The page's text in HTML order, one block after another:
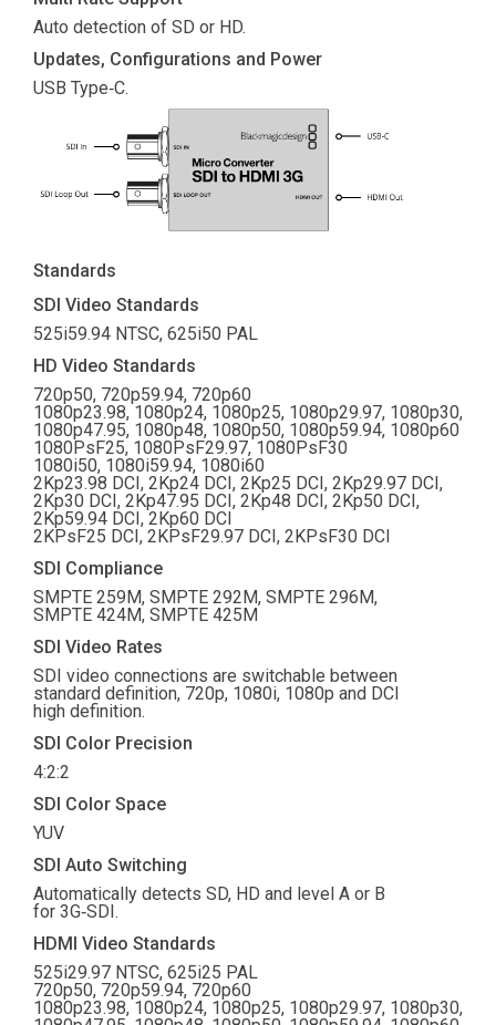
Auto detection of SD or HD.
Updates, Configurations and Power
USB Type‑C.
Standards
SDI Video Standards
525i59.94 NTSC, 625i50 PAL
HD Video Standards
720p50, 720p59.94, 720p60
1080p23.98, 1080p24, 1080p25, 1080p29.97, 1080p30,
1080p47.95, 1080p48, 1080p50, 1080p59.94, 1080p60
1080PsF25, 1080PsF29.97, 1080PsF30
1080i50, 1080i59.94, 1080i60
2Kp23.98 DCI, 2Kp24 DCI, 2Kp25 DCI, 2Kp29.97 DCI,
2Kp30 DCI, 2Kp47.95 DCI, 2Kp48 DCI, 2Kp50 DCI,
2Kp59.94 DCI, 2Kp60 DCI
2KPsF25 DCI, 2KPsF29.97 DCI, 2KPsF30 DCI
SDI Compliance
SMPTE 259M, SMPTE 292M, SMPTE 296M,
SMPTE 424M, SMPTE 425M
SDI Video Rates
SDI video connections are switchable between
standard definition, 720p, 1080i, 1080p and DCI
high definition.
SDI Color Precision
4:2:2
SDI Color Space
YUV
SDI Auto Switching
Automatically detects SD, HD and level A or B
for 3G‑SDI.
HDMI Video Standards
525i29.97 NTSC, 625i25 PAL
720p50, 720p59.94, 720p60
1080p23.98, 1080p24, 1080p25, 1080p29.97, 1080p30,